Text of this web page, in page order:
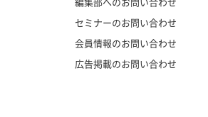
セミナーのお問い合わせ
会員情報のお問い合わせ
広告掲載のお問い合わせ